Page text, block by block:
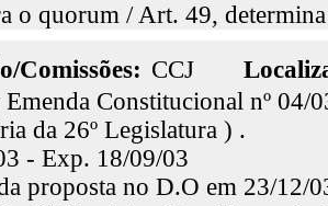
o quorum / Art. 49,
Comissões: CCJ
Emenda Constitucional nº
da 26º Legislatura ) .
- Exp. 18/09/03
proposta no D.O em 23/12/